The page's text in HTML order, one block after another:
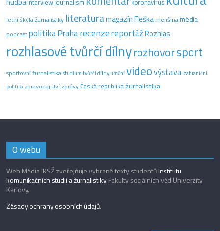
interview journalism koronavirus
letní škola žurnalistiky literaturamagazín Fleška menšinamédia
podcast politikaPraharecenzereportážRozhlas
rozhlasové tvůrčí dílnyrozhovorsport
sportovní žurnalistika studium tvůrčí dílny uměnívideovýstava zahraniční
politika zpravodajstvízprávyČeská republikažurnalistika
O webu
Web Média IKSŽ zveřejňuje vybrané texty studentůInstitutu
komunikačních studií a žurnalistikyFakulty sociálních věd Univerzity
Karlovy.
Zásady ochrany osobních údajů.